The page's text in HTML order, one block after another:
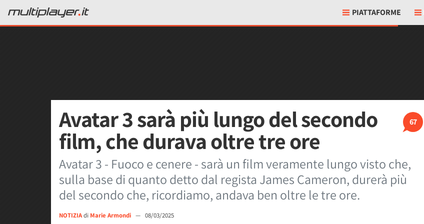
PIATTAFORME
67
Avatar 3 sarà più lungo del secondo
film, che durava oltre tre ore
Avatar 3 - Fuoco e cenere - sarà un film veramente lungo visto che,
sulla base di quanto detto dal regista James Cameron, durerà più
del secondo che, ricordiamo, andava ben oltre le tre ore.
NOTIZIAdi Marie Armondi — 08/03/2025